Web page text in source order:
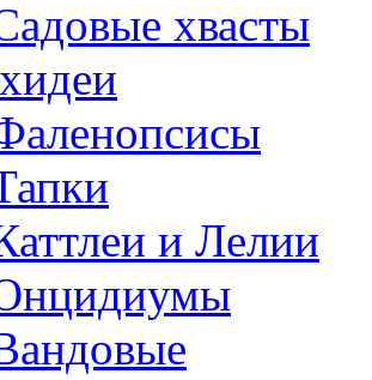
хвасты
и Лелии